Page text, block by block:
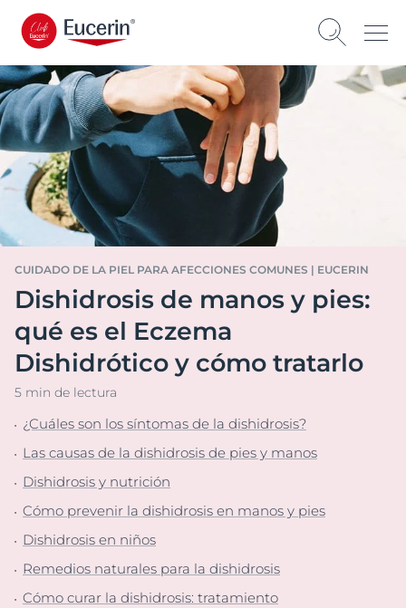
CUIDADO DE LA PIEL PARA AFECCIONES COMUNES | EUCERIN
Dishidrosis de manos y pies:
qué es el Eczema
Dishidrótico y cómo tratarlo
5 min de lectura
¿Cuáles son los síntomas de la dishidrosis?
Las causas de la dishidrosis de pies y manos
Dishidrosis y nutrición
Cómo prevenir la dishidrosis en manos y pies
Dishidrosis en niños
Remedios naturales para la dishidrosis
Cómo curar la dishidrosis: tratamiento